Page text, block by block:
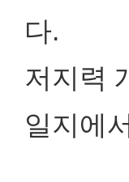
다.
저지력
일지에